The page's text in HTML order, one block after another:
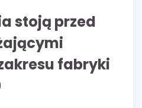
stoją przed
fabryki